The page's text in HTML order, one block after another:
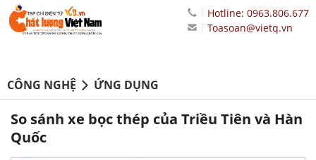
Hotline: 0963.806.677
Toasoan@vietq.vn
CÔNG NGHỆ ỨNG DỤNG
So sánh xe bọc thép của Triều Tiên và Hàn
Quốc